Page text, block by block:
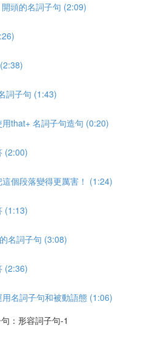
頭的名詞子句 (2:09)
詞子句 (1:43)
that+ 名詞子句造句 (0:20)
(2:00)
個段落變得更厲害！ (1:24)
(1:13)
名詞子句 (3:08)
(2:36)
名詞子句和被動語態 (1:06)
：形容詞子句-1